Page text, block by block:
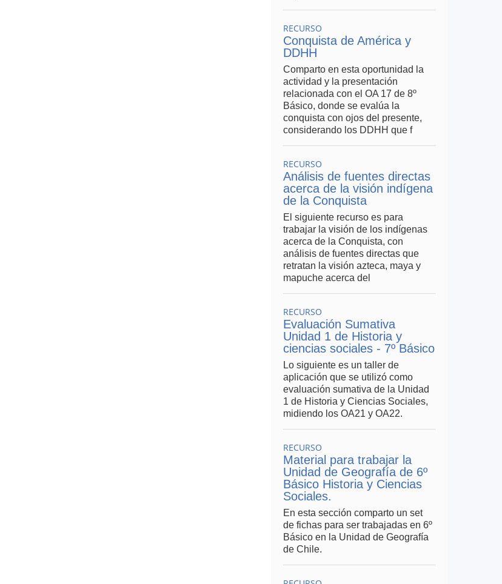
RECURSO
Conquista de América y
DDHH
Comparto en esta oportunidad la
actividad y la presentación
relacionada con el OA 17 de 8º
Básico, donde se evalúa la
conquista con ojos del presente,
considerando los DDHH que f
RECURSO
Análisis de fuentes directas
acerca de la visión indígena
de la Conquista
El siguiente recurso es para
trabajar la visión de los indígenas
acerca de la Conquista, con
análisis de fuentes directas que
retratan la visión azteca, maya y
mapuche acerca del
RECURSO
Evaluación Sumativa
Unidad 1 de Historia y
ciencias sociales - 7º Básico
Lo siguiente es un taller de
aplicación que se utilizó como
evaluación sumativa de la Unidad
1 de Historia y Ciencias Sociales,
midiendo los OA21 y OA22.
RECURSO
Material para trabajar la
Unidad de Geografía de 6º
Básico Historia y Ciencias
Sociales.
En esta sección comparto un set
de fichas para ser trabajadas en 6º
Básico en la Unidad de Geografía
de Chile.